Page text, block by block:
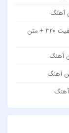
دانلود آهنگ کجا میری به این زودی از بلک کتس با کیفیت 320 + متن